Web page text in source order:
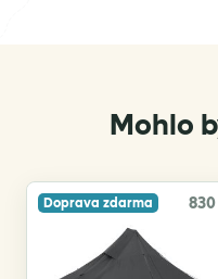
Mohlo
Doprava zdarma